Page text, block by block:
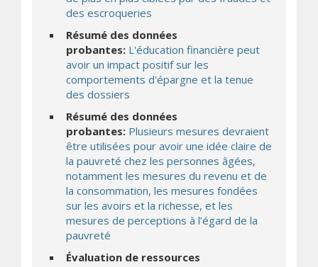
des escroqueries
Résumé des données
probantes: L'éducation financière peut
avoir un impact positif sur les
comportements d'épargne et la tenue
des dossiers
Résumé des données
probantes: Plusieurs mesures devraient
être utilisées pour avoir une idée claire de
la pauvreté chez les personnes âgées,
notamment les mesures du revenu et de
la consommation, les mesures fondées
sur les avoirs et la richesse, et les
mesures de perceptions à l’égard de la
pauvreté
Évaluation de ressources